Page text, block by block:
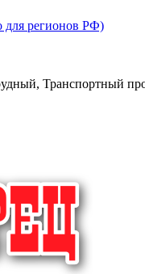
для регионов РФ)
Транспортный